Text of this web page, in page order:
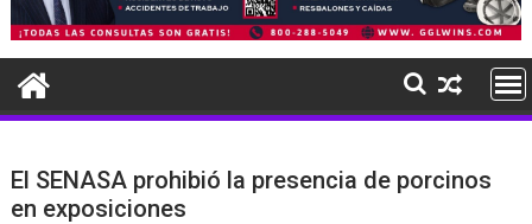
El SENASA prohibió la presencia de porcinos
en exposiciones